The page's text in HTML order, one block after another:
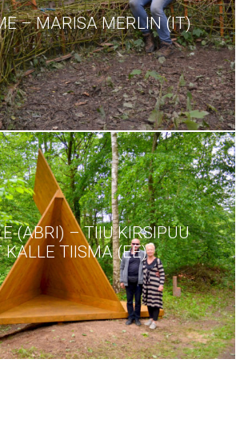
– MARISA MERLIN (IT)
(ABRI) – TIIU KIRSIPUU
KALLE TIISMA (EE)